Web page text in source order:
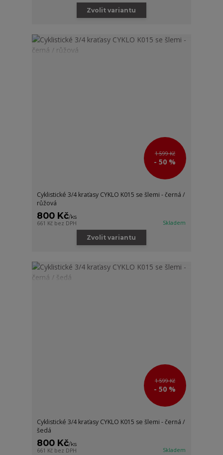
Zvolit variantu
1 599 Kč
- 50 %
Cyklistické 3/4 kraťasy CYKLO K015 se šlemi - černá /
růžová
800 Kč/ks
661 Kč bez DPH Skladem
Zvolit variantu
1 599 Kč
- 50 %
Cyklistické 3/4 kraťasy CYKLO K015 se šlemi - černá /
šedá
800 Kč/ks
661 Kč bez DPH Skladem